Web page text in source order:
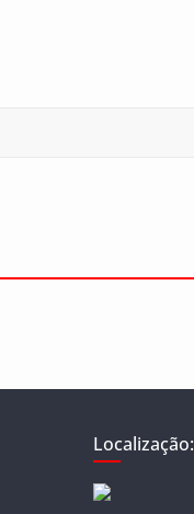
Localização: